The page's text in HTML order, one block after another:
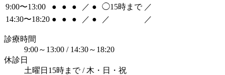
9:00〜13:00 ● ● ● ／ ● ◯15時まで ／
14:30〜18:20 ● ● ● ／ ● ／ ／
診療時間
9:00～13:00 / 14:30～18:20
休診日
土曜日15時まで / 木・日・祝